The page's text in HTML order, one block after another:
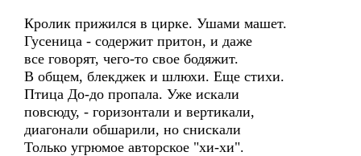
Кролик прижился в цирке. Ушами машет.
Гусеница - содержит притон, и даже
все говорят, чего-то свое бодяжит.
В общем, блекджек и шлюхи. Еще стихи.
Птица До-до пропала. Уже искали
повсюду, - горизонтали и вертикали,
диагонали обшарили, но снискали
Только угрюмое авторское "хи-хи".